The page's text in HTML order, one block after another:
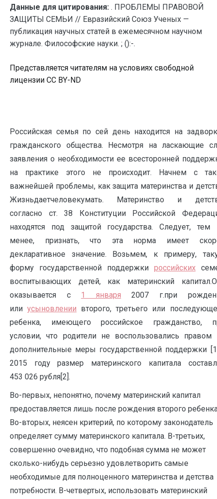
Данные для цитирования: . ПРОБЛЕМЫ ПРАВОВОЙ
ЗАЩИТЫ СЕМЬИ // Евразийский Союз Ученых —
публикация научных статей в ежемесячном научном
журнале. Философские науки. ; ():-.
Представляется читателям на условиях свободной
лицензии CC BY-ND
Российская семья по сей день находится на
гражданского общества. Несмотря на ласкающие
заявления о необходимости ее всесторонней
на практике этого не происходит. Начнем с
важнейшей проблемы, как защита материнства и
Жизньдаетчеловекумать. Материнство и
согласно ст. 38 Конституции Российской
находятся под защитой государства. Следует, тем
менее, признать, что эта норма имеет
декларативное значение. Возьмем, к примеру,
форму государственной поддержки российских
воспитывающих детей, как материнский
оказывается с 1 января 2007 г.при
илиусыновлении второго, третьего или
ребенка, имеющего российское гражданство,
условии, что родители не воспользовались правом
дополнительные меры государственной поддержки
2015 году размер материнского капитала
453 026 рубля[2].
Во-первых, непонятно, почему материнский капитал
предоставляется лишь после рождения второго
Во-вторых, неясен критерий, по которому законодатель
определяет сумму материнского капитала. В-третьих,
совершенно очевидно, что подобная сумма не может
сколько-нибудь серьезно удовлетворить самые
необходимые для полноценного материнства и детства
потребности. В-четвертых, использовать материнский